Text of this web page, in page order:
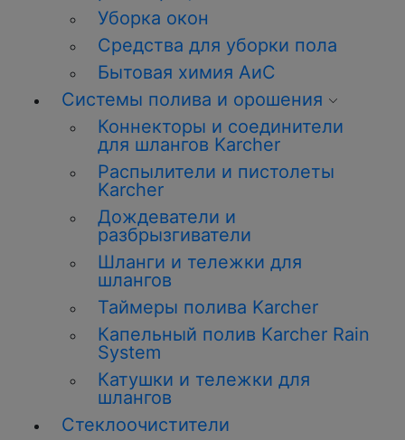
Уборка окон
Средства для уборки пола
Бытовая химия АиС
Системы полива и орошения
Коннекторы и соединители
для шлангов Karcher
Распылители и пистолеты
Karcher
Дождеватели и
разбрызгиватели
Шланги и тележки для
шлангов
Таймеры полива Karcher
Капельный полив Karcher Rain
System
Катушки и тележки для
шлангов
Стеклоочистители